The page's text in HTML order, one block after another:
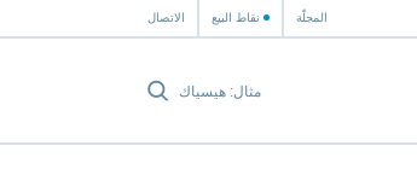
المجلّة نقاط البيع الاتصال